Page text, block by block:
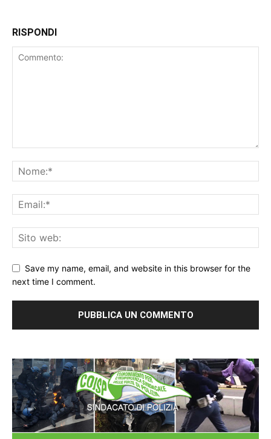
RISPONDI
Save my name, email, and website in this browser for the
next time I comment.